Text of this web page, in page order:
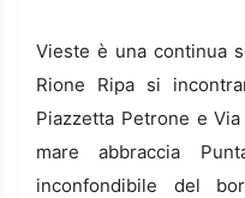
Vieste è una continua
Rione Ripa si
Piazzetta Petrone e
mare abbraccia
inconfondibile del